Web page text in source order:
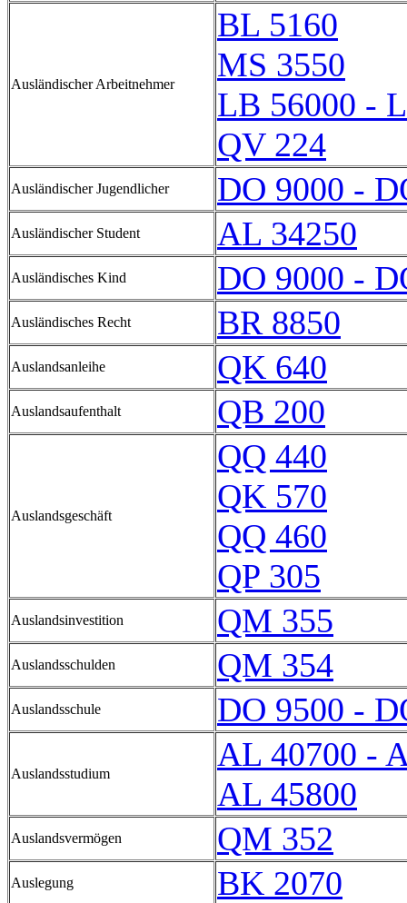
Ausländischer Arbeitnehmer
BL 5160
MS 3550
LB 56000 -
QV 224
Ausländischer Jugendlicher DO 9000 -
Ausländischer Student AL 34250
Ausländisches Kind DO 9000 -
Ausländisches Recht BR 8850
Auslandsanleihe QK 640
Auslandsaufenthalt QB 200
Auslandsgeschäft
QQ 440
QK 570
QQ 460
QP 305
Auslandsinvestition QM 355
Auslandsschulden QM 354
Auslandsschule DO 9500 -
Auslandsstudium
AL 40700 -
AL 45800
Auslandsvermögen QM 352
Auslegung BK 2070